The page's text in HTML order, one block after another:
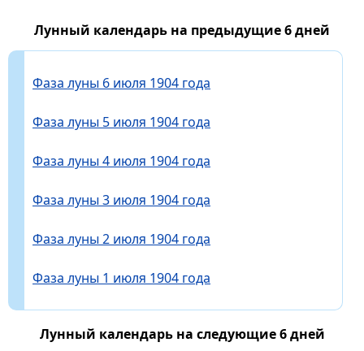
Лунный календарь на предыдущие 6 дней
Фаза луны 6 июля 1904 года
Фаза луны 5 июля 1904 года
Фаза луны 4 июля 1904 года
Фаза луны 3 июля 1904 года
Фаза луны 2 июля 1904 года
Фаза луны 1 июля 1904 года
Лунный календарь на следующие 6 дней